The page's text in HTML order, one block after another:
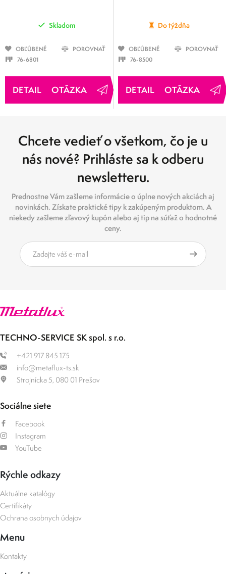
Skladom
OBĽÚBENÉ
POROVNAŤ
76-6801
OTÁZKA
Do týždňa
OBĽÚBENÉ
POROVNAŤ
76-8500
OTÁZKA
Chcete vedieť o všetkom, čo je u
nás nové? Prihláste sa k odberu
newsletteru.
Prednostne Vám zašleme informácie o úplne nových akciách aj
novinkách. Získate praktické tipy k zakúpeným produktom. A
niekedy zašleme zľavový kupón alebo aj tip na súťaž o hodnotné
ceny.
TECHNO-SERVICE SK spol. s r.o.
+421 917 845 175
info@metaflux-ts.sk
Strojnícka 5, 080 01 Prešov
Sociálne siete
Facebook
Instagram
YouTube
Rýchle odkazy
Aktuálne katalógy
Certifikáty
Ochrana osobnych údajov
Menu
Kontakty